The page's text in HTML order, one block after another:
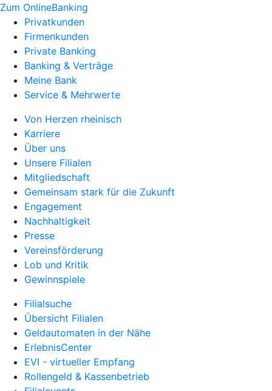
Zum OnlineBanking
Privatkunden
Firmenkunden
Private Banking
Banking & Verträge
Meine Bank
Service & Mehrwerte
Von Herzen rheinisch
Karriere
Über uns
Unsere Filialen
Mitgliedschaft
Gemeinsam stark für die Zukunft
Engagement
Nachhaltigkeit
Presse
Vereinsförderung
Lob und Kritik
Gewinnspiele
Filialsuche
Übersicht Filialen
Geldautomaten in der Nähe
ErlebnisCenter
EVI - virtueller Empfang
Rollengeld & Kassenbetrieb